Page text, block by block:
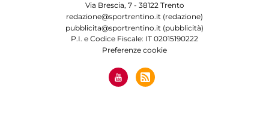
Via Brescia, 7 - 38122 Trento
redazione@sportrentino.it (redazione)
pubblicita@sportrentino.it (pubblicità)
P.I. e Codice Fiscale: IT 02015190222
Preferenze cookie